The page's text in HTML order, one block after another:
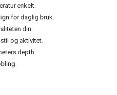
enkelt.
for daglig bruk.
din.
og aktivitet.
depth.